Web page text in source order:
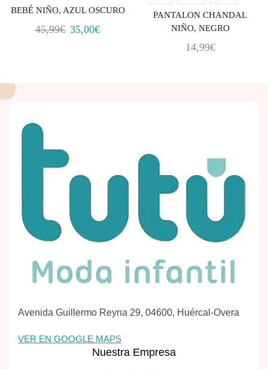
BEBÉ NIÑO, AZUL OSCURO
45,99€ 35,00€
PANTALON CHANDAL
NIÑO, NEGRO
14,99€
Avenida Guillermo Reyna 29, 04600, Huércal-Overa
VER EN GOOGLE MAPS
Nuestra Empresa